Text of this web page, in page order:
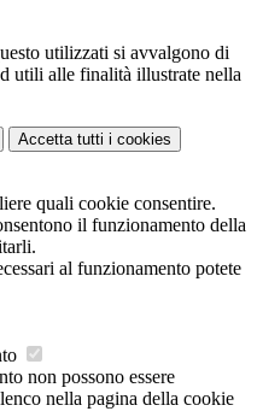
utilizzati si avvalgono di
utili alle finalità illustrate nella
Accetta tutti i cookies
quali cookie consentire.
il funzionamento della
al funzionamento potete
non possono essere
nella pagina della cookie